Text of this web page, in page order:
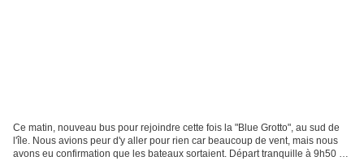
Ce matin, nouveau bus pour rejoindre cette fois la "Blue Grotto", au sud de
l'île. Nous avions peur d'y aller pour rien car beaucoup de vent, mais nous
avons eu confirmation que les bateaux sortaient. Départ tranquille à 9h50 de